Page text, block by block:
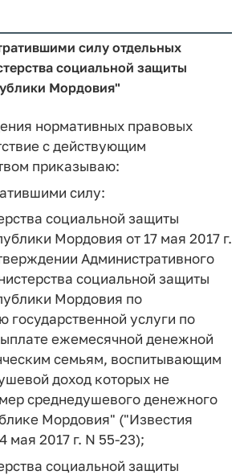
силу отдельных
социальной защиты
Мордовия"
нормативных правовых
с действующим
приказываю:
силу:
социальной защиты
Мордовия от 17 мая 2017 г.
Административного
социальной защиты
Мордовия по
государственной услуги по
ежемесячной денежной
семьям, воспитывающим
доход которых не
среднедушевого денежного
Мордовия" ("Известия
мая 2017 г. N 55-23);
социальной защиты